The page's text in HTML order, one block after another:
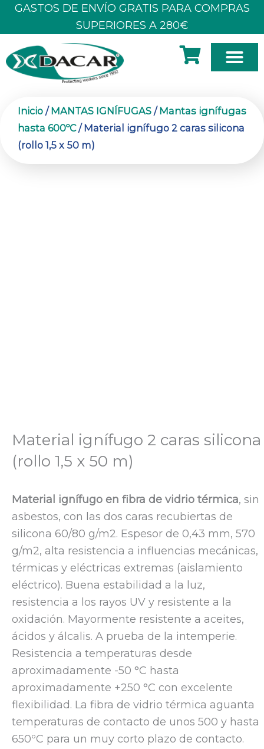
GASTOS DE ENVÍO GRATIS PARA COMPRAS
SUPERIORES A 280€
Inicio /MANTAS IGNÍFUGAS /Mantas ignífugas
hasta 600ºC/ Material ignífugo 2 caras silicona
(rollo 1,5 x 50 m)
Material ignífugo 2 caras silicona
(rollo 1,5 x 50 m)
Material ignífugo en fibra de vidrio térmica, sin
asbestos, con las dos caras recubiertas de
silicona 60/80 g/m2. Espesor de 0,43 mm, 570
g/m2, alta resistencia a influencias mecánicas,
térmicas y eléctricas extremas (aislamiento
eléctrico). Buena estabilidad a la luz,
resistencia a los rayos UV y resistente a la
oxidación. Mayormente resistente a aceites,
ácidos y álcalis. A prueba de la intemperie.
Resistencia a temperaturas desde
aproximadamente -50 °C hasta
aproximadamente +250 °C con excelente
flexibilidad. La fibra de vidrio térmica aguanta
temperaturas de contacto de unos 500 y hasta
650ºC para un muy corto plazo de contacto.